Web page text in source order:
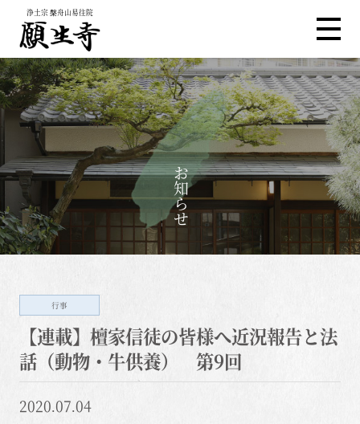
浄土宗 槃舟山易往院
お知らせ
行事
【連載】檀家信徒の皆様へ近況報告と法
話（動物・牛供養） 第9回
2020.07.04